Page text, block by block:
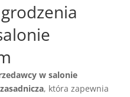
w salonie
, która zapewnia